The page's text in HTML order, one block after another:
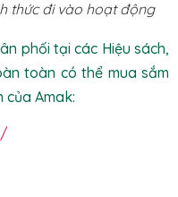
thức đi vào hoạt động
phối tại các Hiệu sách,
toàn có thể mua sắm
Amak: